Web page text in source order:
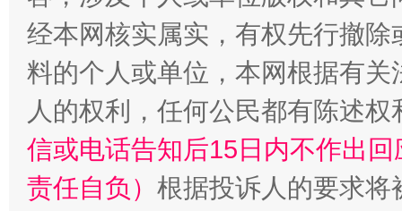
经本网核实属实，有权先行撤
料的个人或单位，本网根据有
人的权利，任何公民都有陈述
信或电话告知后15日内不作出
责任自负） 根据投诉人的要求将